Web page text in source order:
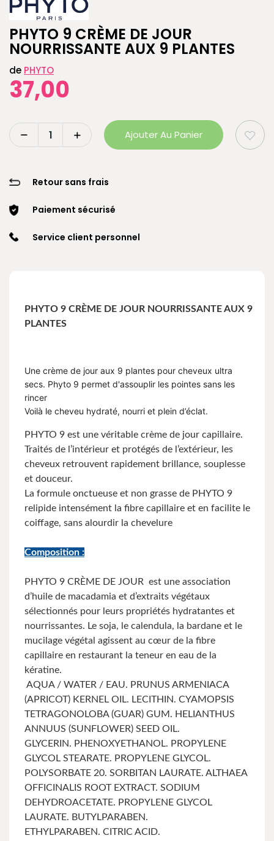
PHYTO 9 CRÈME DE JOUR
NOURRISSANTE AUX 9 PLANTES
de PHYTO
37,00
Ajouter Au Panier
Retour sans frais
Paiement sécurisé
Service client personnel
PHYTO 9 CRÈME DE JOUR NOURRISSANTE AUX 9
PLANTES
Une crème de jour aux 9 plantes pour cheveux ultra
secs. Phyto 9 permet d'assouplir les pointes sans les
rincer
Voilà le cheveu hydraté, nourri et plein d’éclat.
PHYTO 9 est une véritable crème de jour capillaire.
Traités de l’intérieur et protégés de l’extérieur, les
cheveux retrouvent rapidement brillance, souplesse
et douceur.
La formule onctueuse et non grasse de PHYTO 9
relipide intensément la fibre capillaire et en facilite le
coiffage, sans alourdir la chevelure
Composition :
PHYTO 9 CRÈME DE JOUR est une association
d’huile de macadamia et d’extraits végétaux
sélectionnés pour leurs propriétés hydratantes et
nourrissantes. Le soja, le calendula, la bardane et le
mucilage végétal agissent au cœur de la fibre
capillaire en restaurant la teneur en eau de la
kératine.
AQUA / WATER / EAU. PRUNUS ARMENIACA
(APRICOT) KERNEL OIL. LECITHIN. CYAMOPSIS
TETRAGONOLOBA (GUAR) GUM. HELIANTHUS
ANNUUS (SUNFLOWER) SEED OIL.
GLYCERIN. PHENOXYETHANOL. PROPYLENE
GLYCOL STEARATE. PROPYLENE GLYCOL.
POLYSORBATE 20. SORBITAN LAURATE. ALTHAEA
OFFICINALIS ROOT EXTRACT. SODIUM
DEHYDROACETATE. PROPYLENE GLYCOL
LAURATE. BUTYLPARABEN.
ETHYLPARABEN. CITRIC ACID.